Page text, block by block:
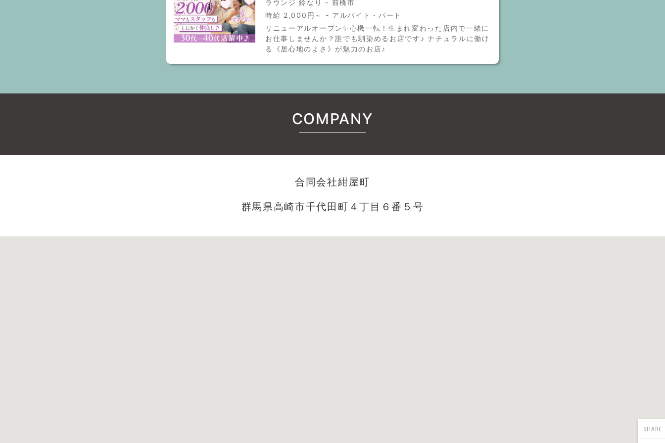
ラウンジ 鈴なり - 前橋市
時給 2,000円～ - アルバイト・パート
リニューアルオープン✨心機一転！生まれ変わった店内で一緒に
お仕事しませんか？誰でも馴染めるお店です♪ ナチュラルに働け
る《居心地のよさ》が魅力のお店♪
COMPANY
合同会社紺屋町
群馬県高崎市千代田町４丁目６番５号
SHARE